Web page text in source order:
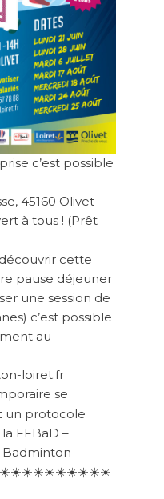
c’est possible
45160 Olivet
à tous ! (Prêt
cette
pause déjeuner
une session de
c’est possible
au
loiret.fr
se
un protocole
FFBaD –
Badminton